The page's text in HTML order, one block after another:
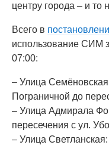
центру города – и то
Всего в
использование СИМ
07:00:
– Улица
Пограничной до
– Улица Адмирала
пересечения с ул.
– Улица